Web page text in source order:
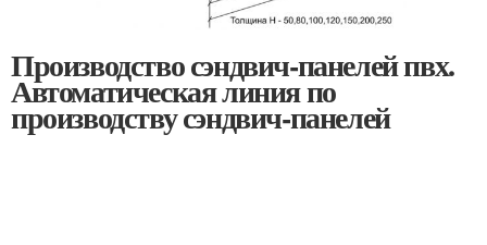
Производство сэндвич-панелей пвх.
Автоматическая линия по
производству сэндвич-панелей